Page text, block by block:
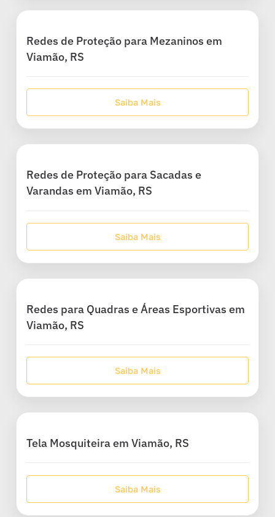
Redes de Proteção para Mezaninos em
Viamão, RS
Saiba Mais
Redes de Proteção para Sacadas e
Varandas em Viamão, RS
Saiba Mais
Redes para Quadras e Áreas Esportivas em
Viamão, RS
Saiba Mais
Tela Mosquiteira em Viamão, RS
Saiba Mais